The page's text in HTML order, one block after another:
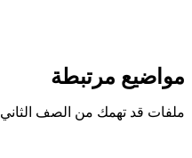
مواضيع مرتبطة
ملفات قد تهمك من الصف